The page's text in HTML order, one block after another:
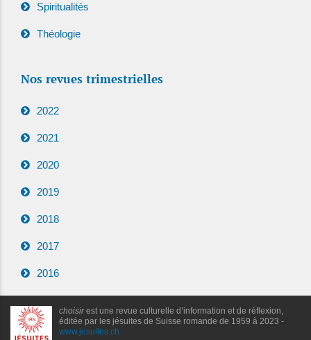
Spiritualités
Théologie
Nos revues trimestrielles
2022
2021
2020
2019
2018
2017
2016
choisirest une revue culturelle d’information et de réflexion,
éditée par les jésuites de Suisse romande de 1959 à 2023 -
www.jesuites.ch